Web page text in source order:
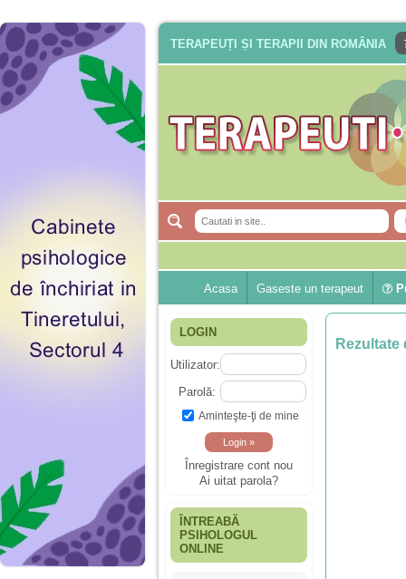
TERAPEUȚI ȘI TERAPII DIN ROMÂNIA
Acasa Gaseste un terapeut
LOGIN
Utilizator:
Parolă:
Aminteşte-ţi de mine
Înregistrare cont nou
Ai uitat parola?
ÎNTREABĂ
PSIHOLOGUL
ONLINE
Rezultate